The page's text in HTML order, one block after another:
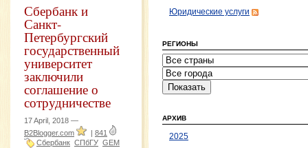
Сбербанк и
Санкт-
Петербургский
государственный
университет
заключили
соглашение о
сотрудничестве
17 April, 2018 —
B2Blogger.com
| 841
Сбербанк СПбГУ GEM
Юридические услуги
РЕГИОНЫ
АРХИВ
2025